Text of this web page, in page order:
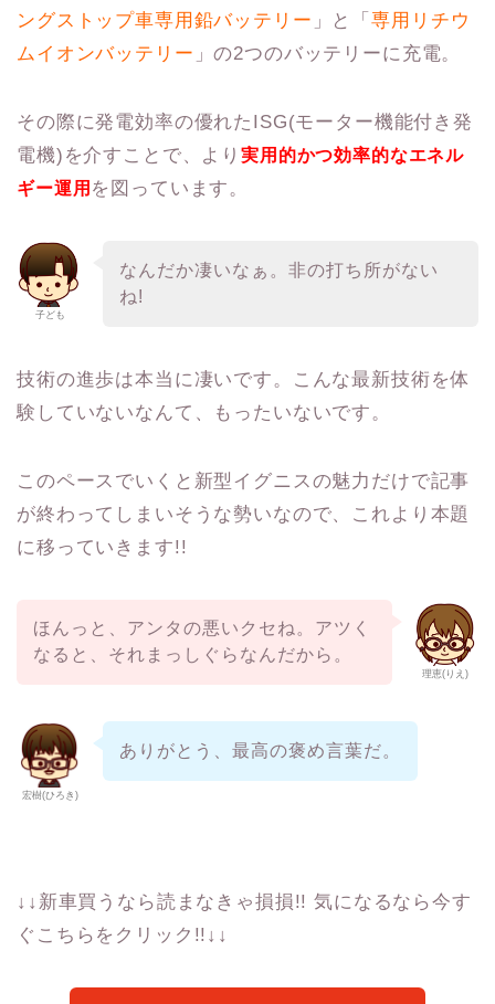
ングストップ車専用鉛バッテリー 」と「専用リチウ
ムイオンバッテリー 」の2つのバッテリーに充電。
その際に発電効率の優れたISG(モーター機能付き発
電機)を介すことで、より実用的かつ効率的なエネル
ギー運用 を図っています。
子ども
なんだか凄いなぁ。非の打ち所がない
ね!
技術の進歩は本当に凄いです。こんな最新技術を体
験していないなんて、もったいないです。
このペースでいくと新型イグニスの魅力だけで記事
が終わってしまいそうな勢いなので、これより本題
に移っていきます!!
理恵(りえ)
ほんっと、アンタの悪いクセね。アツく
なると、それまっしぐらなんだから。
宏樹(ひろき)
ありがとう、最高の褒め言葉だ。
↓↓新車買うなら読まなきゃ損損!! 気になるなら今す
ぐこちらをクリック!!↓↓